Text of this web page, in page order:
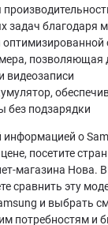
задач благодаря
оптимизированной
позволяющая
видеозаписи
без подзарядки
о
посетите
магазина Нова.
сравнить эту
и выбрать
потребностям и